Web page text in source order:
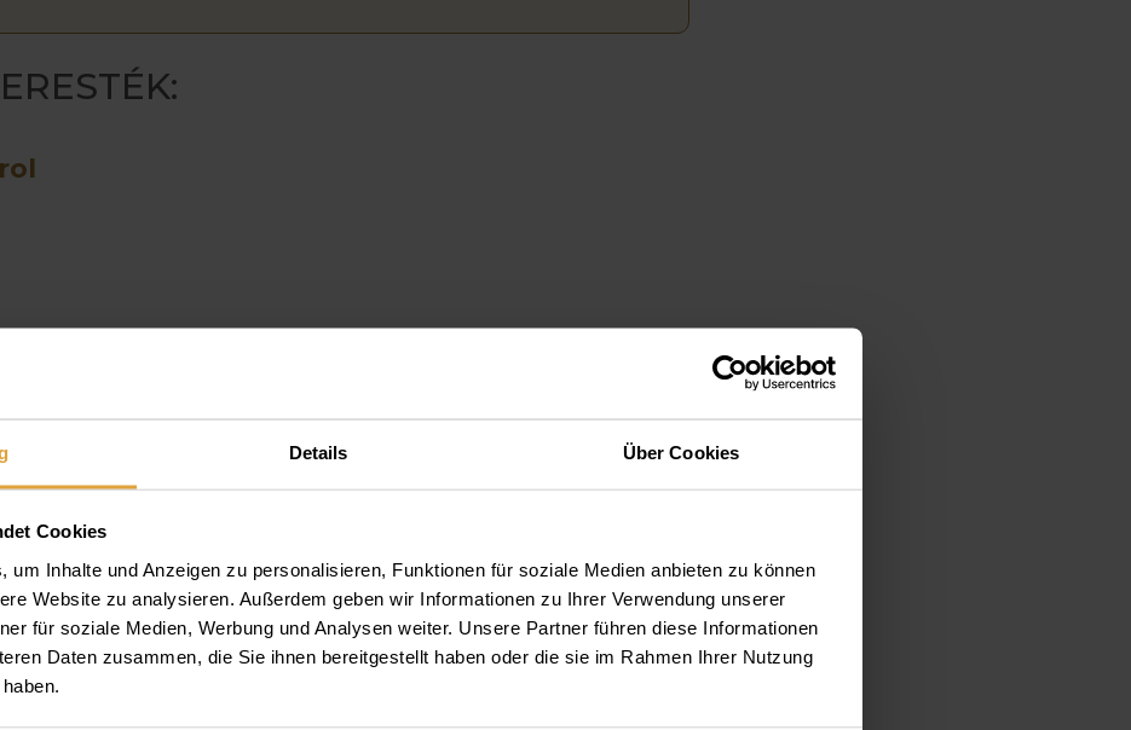
Details Über Cookies
Cookies
um Inhalte und Anzeigen zu personalisieren, Funktionen für soziale Medien anbieten zu können
Website zu analysieren. Außerdem geben wir Informationen zu Ihrer Verwendung unserer
für soziale Medien, Werbung und Analysen weiter. Unsere Partner führen diese Informationen
Daten zusammen, die Sie ihnen bereitgestellt haben oder die sie im Rahmen Ihrer Nutzung